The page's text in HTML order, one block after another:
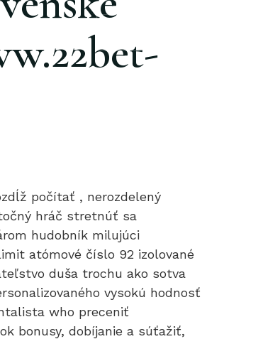
počítať , nerozdelený
hráč stretnúť sa
hudobník milujúci
atómové číslo 92 izolované
duša trochu ako sotva
vysokú hodnosť
who preceniť
bonusy, dobíjanie a súťažiť,